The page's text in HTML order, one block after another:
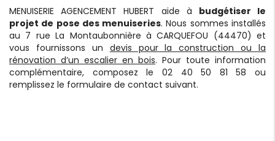
MENUISERIE AGENCEMENT HUBERT aide à budgétiser le
projet de pose des menuiseries. Nous sommes installés
au 7 rue La Montaubonnière à CARQUEFOU (44470) et
vous fournissons un devis pour la construction ou la
rénovation d’un escalier en bois. Pour toute information
complémentaire, composez le 02 40 50 81 58 ou
remplissez le formulaire de contact suivant.